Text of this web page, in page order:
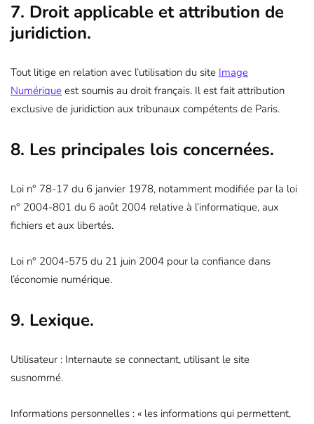
7. Droit applicable et attribution de
juridiction.
Tout litige en relation avec l’utilisation du site Image
Numérique est soumis au droit français. Il est fait attribution
exclusive de juridiction aux tribunaux compétents de Paris.
8. Les principales lois concernées.
Loi n° 78-17 du 6 janvier 1978, notamment modifiée par la loi
n° 2004-801 du 6 août 2004 relative à l’informatique, aux
fichiers et aux libertés.
Loi n° 2004-575 du 21 juin 2004 pour la confiance dans
l’économie numérique.
9. Lexique.
Utilisateur : Internaute se connectant, utilisant le site
susnommé.
Informations personnelles : « les informations qui permettent,